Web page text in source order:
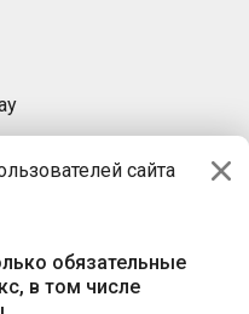
сайта
обязательные
в том числе
БАЙ»
пр-т Независимости